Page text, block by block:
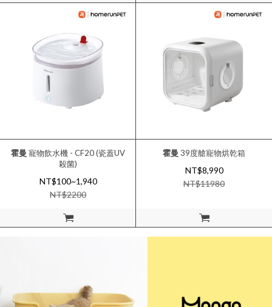
加入購物車
霍曼 寵物飲水機 - CF20 (瓷蓋UV
殺菌)
NT$100~1,940
NT$2200
加入購物車
霍曼 39度艙寵物烘乾箱
NT$8,990
NT$11980